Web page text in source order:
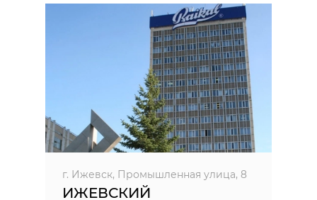
г. Ижевск, Промышленная улица, 8
ИЖЕВСКИЙ